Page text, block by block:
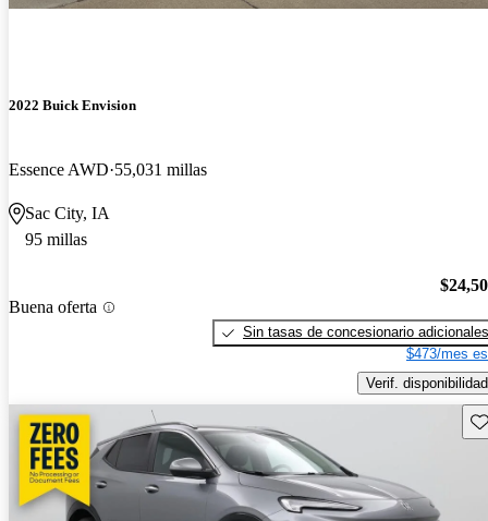
2022 Buick Envision
Essence AWD 55,031 millas
Sac City, IA
95 millas
Buena oferta
Sin tasas de concesionario adicionales
$473/mes
Verif. disponibilidad